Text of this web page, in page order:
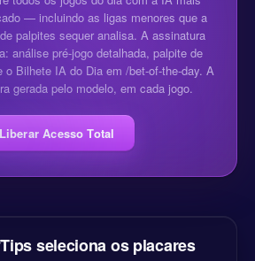
— incluindo as ligas menores que a
palpites sequer analisa. A assinatura
análise pré-jogo detalhada, palpite de
o Bilhete IA do Dia em /bet-of-the-day. A
gerada pelo modelo, em cada jogo.
Liberar Acesso Total
seleciona os placares